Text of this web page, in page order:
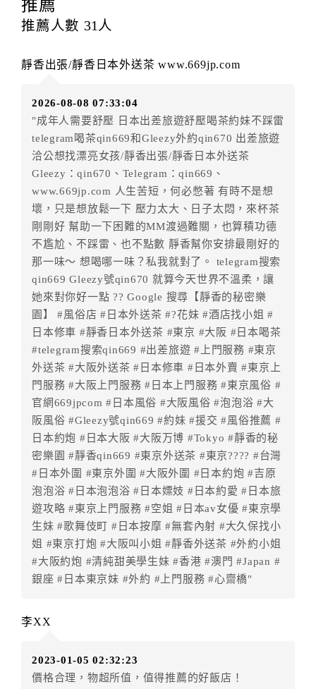
每筆訂單異動限定
辦理取消退款。
房者應補足差額。（限原訂飯店）
房者不得要求退其差額。（限原訂飯店）
五、保留住宿權益(保留住房)
．訂房者因故辦理訂單異動，本飯店可接受保留住宿金
額3個月
限原訂飯店），異動完成後不得辦理取消退款。
（提出申辦日為保留起算日）
．訂房者使用「保留住宿金額」時，請注意！為避免飯
店客滿，敬請及早計畫，如逾時未提出申辦，視同無條
件放棄訂單（住宿權益）。 （限原訂飯店使用）
．每筆訂單異動限定乙次，限原訂飯店，異動完成後不
得辦理取消退款。
．訂單異動後，訂單費用總計大於原訂單費用總計時，
訂房者應補足差額。 限原訂飯店
．訂單異動後，訂單費用總計小於原訂單費用總計時，
訂房者不得要求退其差額。限原訂飯店
六、取消訂單
訂房者因故取消訂單辦理退款，依下列標準申辦：
◎住房日30天前辦理者，訂單費用扣除總計0%為手續費
◎住房日14天前辦理者，訂單費用扣除總計0%為手續費
◎住房日3天前辦理者，訂單費用扣除總計0%為手續費
◎住房日2天前辦理者，訂單費用扣除總計80%為手續費
◎住房日1天前辦理者，訂單費用扣除總計90%為手續費
◎住房日當日辦理者，訂單費用扣除總計100%為手續費
◎住房日當日不得辦理。
◎住房日當日未辦理入住手續者，視同住房，已付訂單
之訂金將全額沒收。
七、天候因素
布或飯店所在地縣市政府頒布狀況”停止上班上課”為判
保留住宿權益或四方通行將
費用，餘款退予訂房者。
推薦
推薦人數 31 人
靜香出張/靜香日本外送茶 www.669jp.com
2026-08-08 07:33:04
"成年人需要舒壓 日本出差旅遊舒壓喝茶約妹不踩雷
telegram喝茶qin669和Gleezy外約qin670 出差旅遊
洽公想找漂亮女孩/靜香出張/靜香日本外送茶
Gleezy：qin670、Telegram：qin669、
www.669jp.com 人生苦短，何必憋著 有時不是想
壞，只是想放鬆一下 壓力太大、日子太悶，來杯茶
剛剛好 幫助一下困難的MM渡過難關，也算積功德
不尷尬、不踩雷、也不點數 靜香幫你安排最剛好的
那一味～ 想喝哪一味？私我就對了。 telegram搜索
qin669 Gleezy號qin670 就算今天世界不溫柔，讓
她來對你好一點 ?? Google 搜尋【靜香的秘密樂
園】 #風俗店 #日本外送茶 #?花妹 #酒店找小姐 #
日本修車 #靜香日本外送茶 #東京 #大阪 #日本喝茶
#telegram搜索qin669 #出差旅遊 #上門服務 #東京
外送茶 #大阪外送茶 #日本修車 #日本外賣 #東京上
門服務 #大阪上門服務 #日本上門服務 #東京風俗 #
官網669jpcom #日本風俗 #大阪風俗 #泡泡浴 #大
阪風俗 #Gleezy號qin669 #約妹 #援交 #風俗推薦 #
日本約炮 #日本大阪 #大阪万博 #Tokyo #靜香的秘
密樂園 #靜香qin669 #東京外送茶 #東京???? #台灣
#日本外圍 #東京外圍 #大阪外圍 #日本約炮 #吉原
泡泡浴 #日本泡泡浴 #日本嫖妓 #日本約愛 #日本旅
遊攻略 #東京上門服務 #空姐 #日本av女優 #東京學
生妹 #歌舞伎町 #日本按摩 #無套內射 #大久保找小
姐 #東京打炮 #大阪叫小姐 #靜香外送茶 #外約小姐
#大阪約炮 #清純甜美學生妹 #香港 #澳門 #Japan #
銀座 #日本東京妹 #外約 #上門服務 #心齋橋"
李XX
2023-01-05 02:32:23
價格合理，物超所值，值得推薦的好飯店！